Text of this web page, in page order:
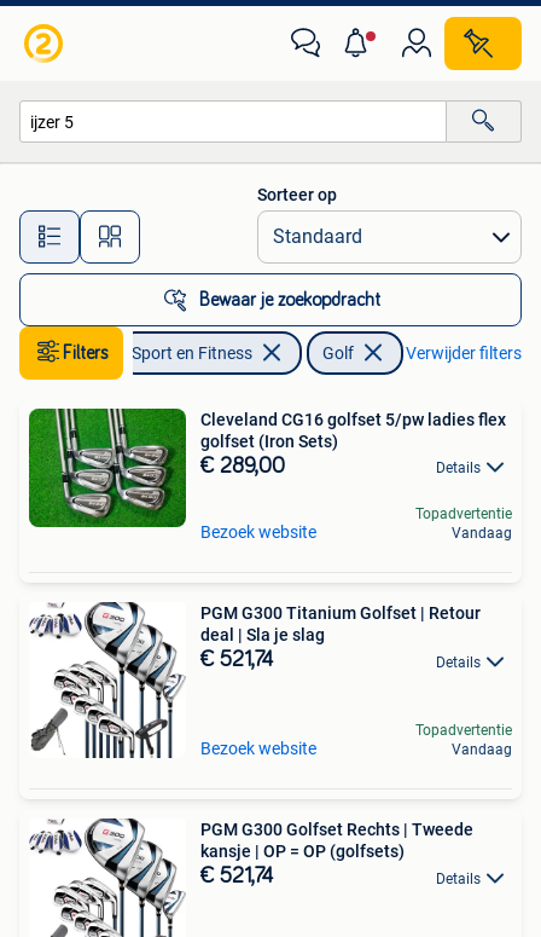
Alle afstanden…
Sorteer op
Bewaar je zoekopdracht
Filters Sport en Fitness Golf Verwijder filters
Cleveland CG16 golfset 5/pw ladies flex
golfset (Iron Sets)
€ 289,00 Details
Bezoek website
Topadvertentie
Vandaag
PGM G300 Titanium Golfset | Retour
deal | Sla je slag
€ 521,74 Details
Bezoek website
Topadvertentie
Vandaag
PGM G300 Golfset Rechts | Tweede
kansje | OP = OP (golfsets)
€ 521,74 Details